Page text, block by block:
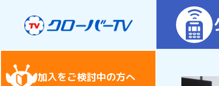
加入をご検討中の方へ